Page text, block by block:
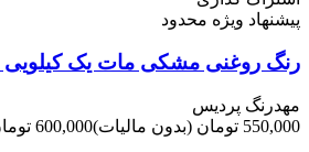
پیشنهاد ویژه محدود
رنگ روغنی مشکی مات یک کیلویی
مهدرنگ پردیس
550,000 تومان
(بدون مالیات)600,000 تومان